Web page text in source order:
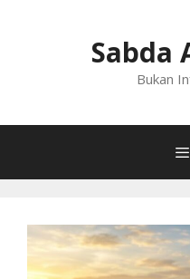
Sabda
Bukan